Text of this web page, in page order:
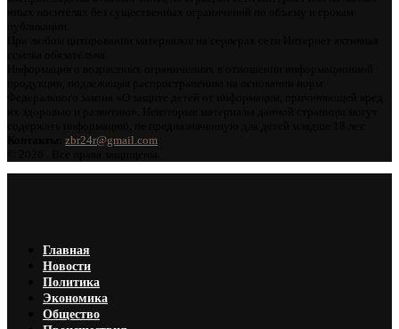
zbr24r@gmail.com
Главная
Новости
Политика
Экономика
Общество